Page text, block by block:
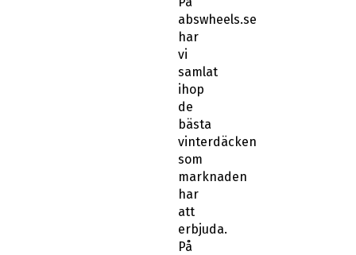
abswheels.se
har
vi
samlat
ihop
de
bästa
vinterdäcken
som
marknaden
har
att
erbjuda.
På